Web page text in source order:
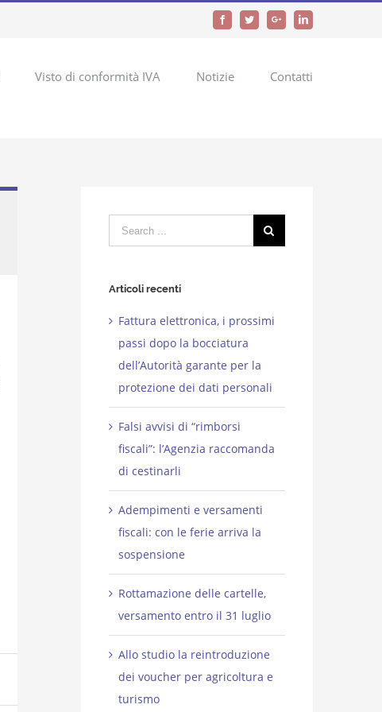
FacebookTwitterGoogle+LinkedIn
Visto di conformità IVA Notizie Contatti
Search
for:
Articoli recenti
Fattura elettronica, i prossimi
passi dopo la bocciatura
dell’Autorità garante per la
protezione dei dati personali
Falsi avvisi di “rimborsi
fiscali”: l’Agenzia raccomanda
di cestinarli
Adempimenti e versamenti
fiscali: con le ferie arriva la
sospensione
Rottamazione delle cartelle,
versamento entro il 31 luglio
Allo studio la reintroduzione
dei voucher per agricoltura e
turismo